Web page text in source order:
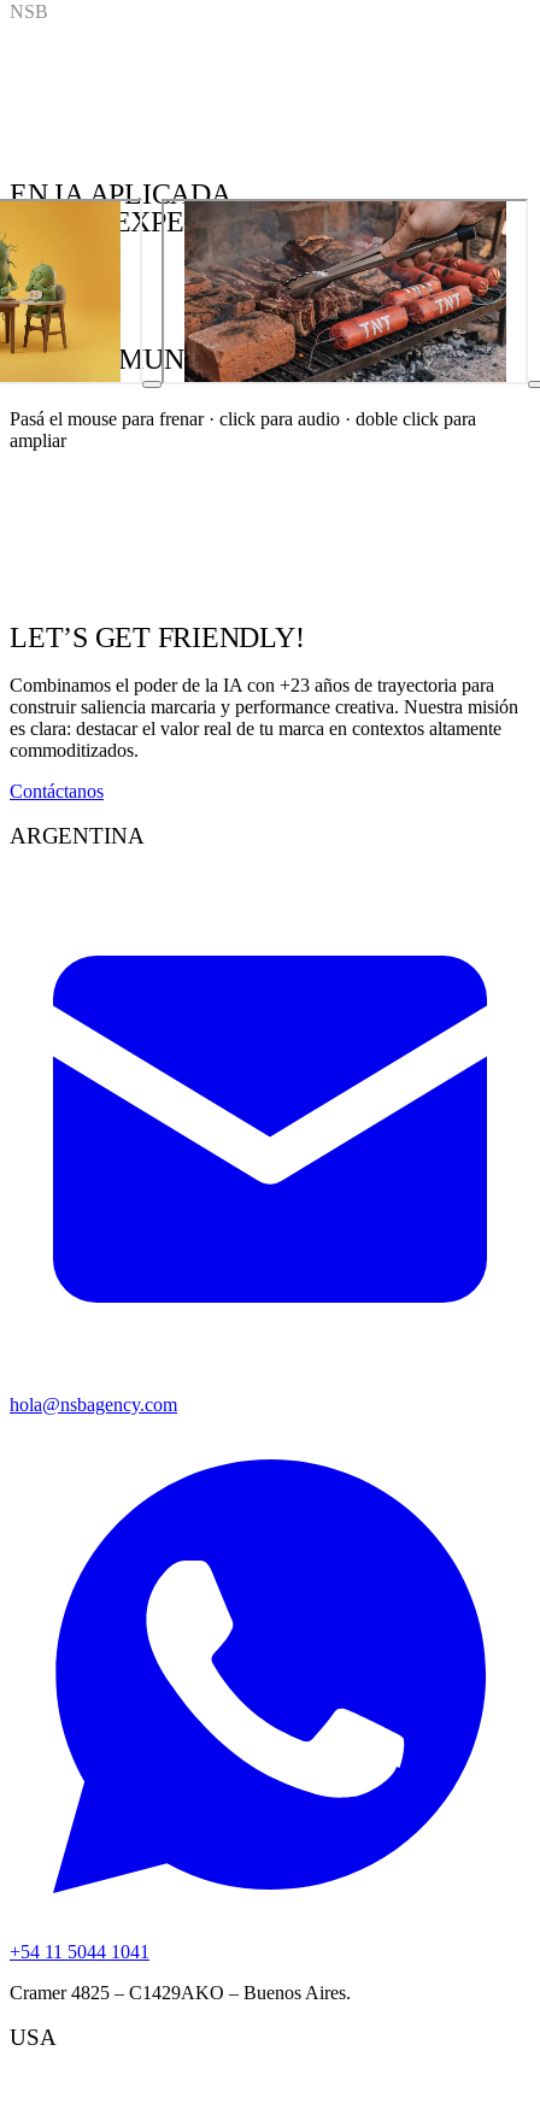
NSB
SOMOS EXPERTOS
EN IA APLICADA
A LA COMUNICACIÓN
Pasá el mouse para frenar · click para audio · doble click para
ampliar
LET’S GET FRIENDLY!
Combinamos el poder de la IA con +23 años de trayectoria para
construir saliencia marcaria y performance creativa. Nuestra misión
es clara: destacar el valor real de tu marca en contextos altamente
commoditizados.
Contáctanos
ARGENTINA
hola@nsbagency.com
+54 11 5044 1041
Cramer 4825 – C1429AKO – Buenos Aires.
USA